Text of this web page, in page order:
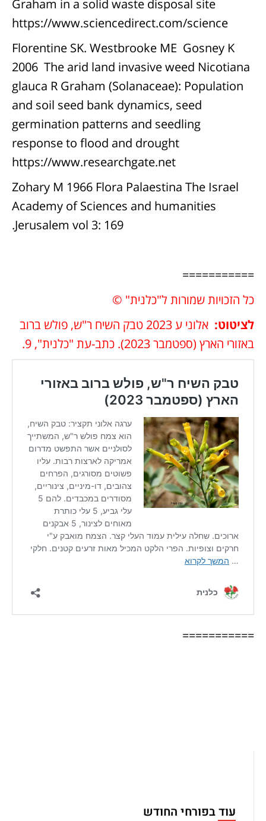
Graham in a solid waste disposal site
https://www.sciencedirect.com/science
Florentine SK. Westbrooke ME Gosney K
2006 The arid land invasive weed Nicotiana
glauca R Graham (Solanaceae): Population
and soil seed bank dynamics, seed
germination patterns and seedling
response to flood and drought
https://www.researchgate.net
Zohary M 1966 Flora Palaestina The Israel
Academy of Sciences and humanities
Jerusalem vol 3: 169.
===========
כל הזכויות שמורות ל"כלנית" ©
לציטוט:
אלוני ע 2023 טבק השיח ר"ש, פולש ברוב
באזורי הארץ (ספטמבר 2023). כתב-עת "כלנית", 9.
===========
עוד בפורחי החודש